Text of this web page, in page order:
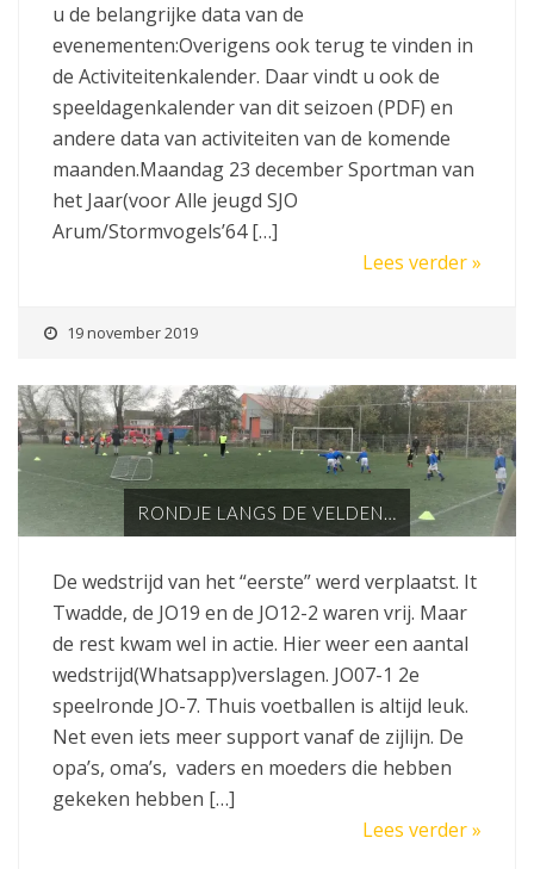
u de belangrijke data van de
evenementen:Overigens ook terug te vinden in
de Activiteitenkalender. Daar vindt u ook de
speeldagenkalender van dit seizoen (PDF) en
andere data van activiteiten van de komende
maanden.Maandag 23 december Sportman van
het Jaar(voor Alle jeugd SJO
Arum/Stormvogels’64 […]
Lees verder »
19 november 2019
RONDJE LANGS DE VELDEN…
De wedstrijd van het “eerste” werd verplaatst. It
Twadde, de JO19 en de JO12-2 waren vrij. Maar
de rest kwam wel in actie. Hier weer een aantal
wedstrijd(Whatsapp)verslagen. JO07-1 2e
speelronde JO-7. Thuis voetballen is altijd leuk.
Net even iets meer support vanaf de zijlijn. De
opa’s, oma’s, vaders en moeders die hebben
gekeken hebben […]
Lees verder »